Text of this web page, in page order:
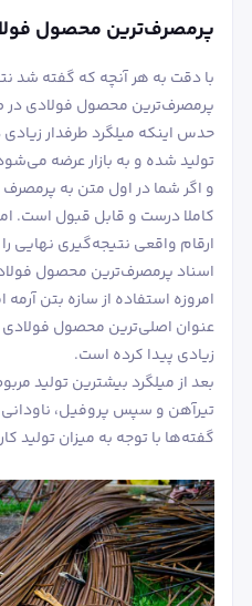
پرمصرف‌ترین محصول
با دقت به هر آنچه که گفته شد
پرمصرف‌ترین محصول فولادی در
حدس اینکه میلگرد طرفدار
تولید شده و به بازار عرضه
و اگر شما در اول متن به پرمصرف
کاملا درست و قابل قبول است.
ارقام واقعی نتیجه‌گیری نهایی
اسناد پرمصرف‌ترین محصول
امروزه استفاده از سازه بتن
عنوان اصلی‌ترین محصول فولادی
زیادی پیدا کرده است.
بعد از میلگرد بیشترین تولید
تیرآهن و سپس پروفیل،
گفته‌ها با توجه به میزان تولید